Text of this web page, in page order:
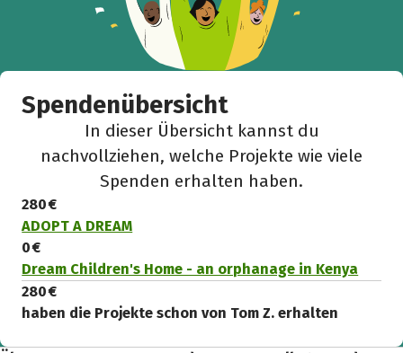
Spendenübersicht
In dieser Übersicht kannst du
nachvollziehen, welche Projekte wie viele
Spenden erhalten haben.
280 €
ADOPT A DREAM
0 €
Dream Children's Home - an orphanage in Kenya
280 €
haben die Projekte schon von Tom Z. erhalten